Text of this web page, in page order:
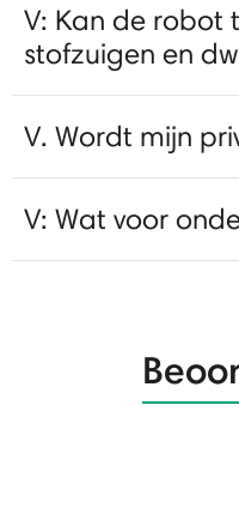
V: Kan de robot
stofzuigen en
V. Wordt mijn
V: Wat voor